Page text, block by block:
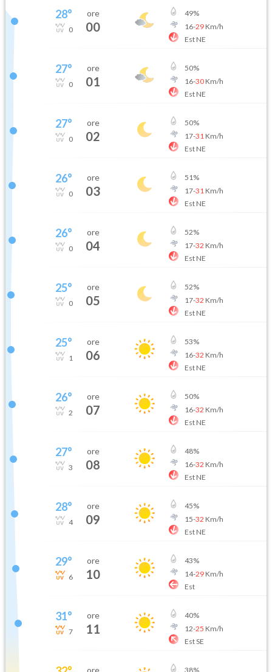
28°
0
ore
00
49%
16-29Km/h
Est NE
27°
0
ore
01
50%
16-30Km/h
Est NE
27°
0
ore
02
50%
17-31 Km/h
Est NE
26°
0
ore
03
51%
17-31 Km/h
Est NE
26°
0
ore
04
52%
17-32 Km/h
Est NE
25°
0
ore
05
52%
17-32 Km/h
Est NE
25°
1
ore
06
53%
16-32 Km/h
Est NE
26°
2
ore
07
50%
16-32 Km/h
Est NE
27°
3
ore
08
48%
16-32 Km/h
Est NE
28°
4
ore
09
45%
15-32 Km/h
Est NE
29°
6
ore
10
43%
14-29Km/h
Est
31°
7
ore
11
40%
12-25 Km/h
Est SE
ore 38%